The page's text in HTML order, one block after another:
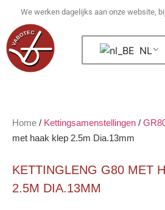
We werken dagelijks aan onze website,
NL
Home / Kettingsamenstellingen /
met haak klep 2.5m Dia.13mm
KETTINGLENG G80 MET
2.5M DIA.13MM